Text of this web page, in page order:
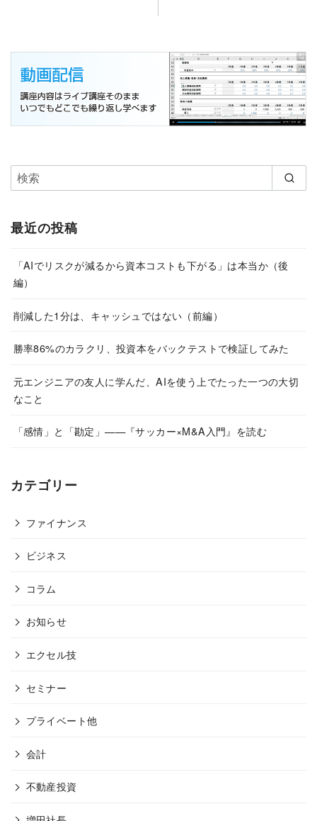
最近の投稿
「AIでリスクが減るから資本コストも下がる」は本当か（後
編）
削減した1分は、キャッシュではない（前編）
勝率86%のカラクリ、投資本をバックテストで検証してみた
元エンジニアの友人に学んだ、AIを使う上でたった一つの大切
なこと
「感情」と「勘定」——『サッカー×M&A入門』を読む
カテゴリー
ファイナンス
ビジネス
コラム
お知らせ
エクセル技
セミナー
プライベート他
会計
不動産投資